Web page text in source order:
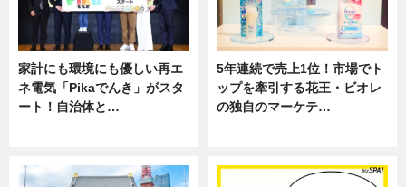
家計にも環境にも優しい再エ
ネ電気「Pikaでんき」がスタ
ート！自治体と…
5年連続で売上1位！市場でト
ップを牽引する花王・ビオレ
の独自のマーケテ…